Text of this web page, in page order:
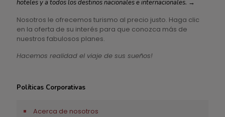
hoteles y a todos los destinos nacionales e internacionales. →
Nosotros le ofrecemos turismo al precio justo. Haga clic
en la oferta de su interés para que conozca más de
nuestros fabulosos planes.
Hacemos realidad el viaje de sus sueños!
Políticas Corporativas
Acerca de nosotros